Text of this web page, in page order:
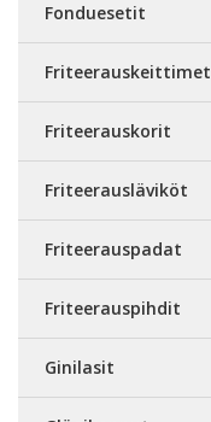
Fonduesetit
Friteerauskeittimet
Friteerauskorit
Friteerausläviköt
Friteerauspadat
Friteerauspihdit
Ginilasit